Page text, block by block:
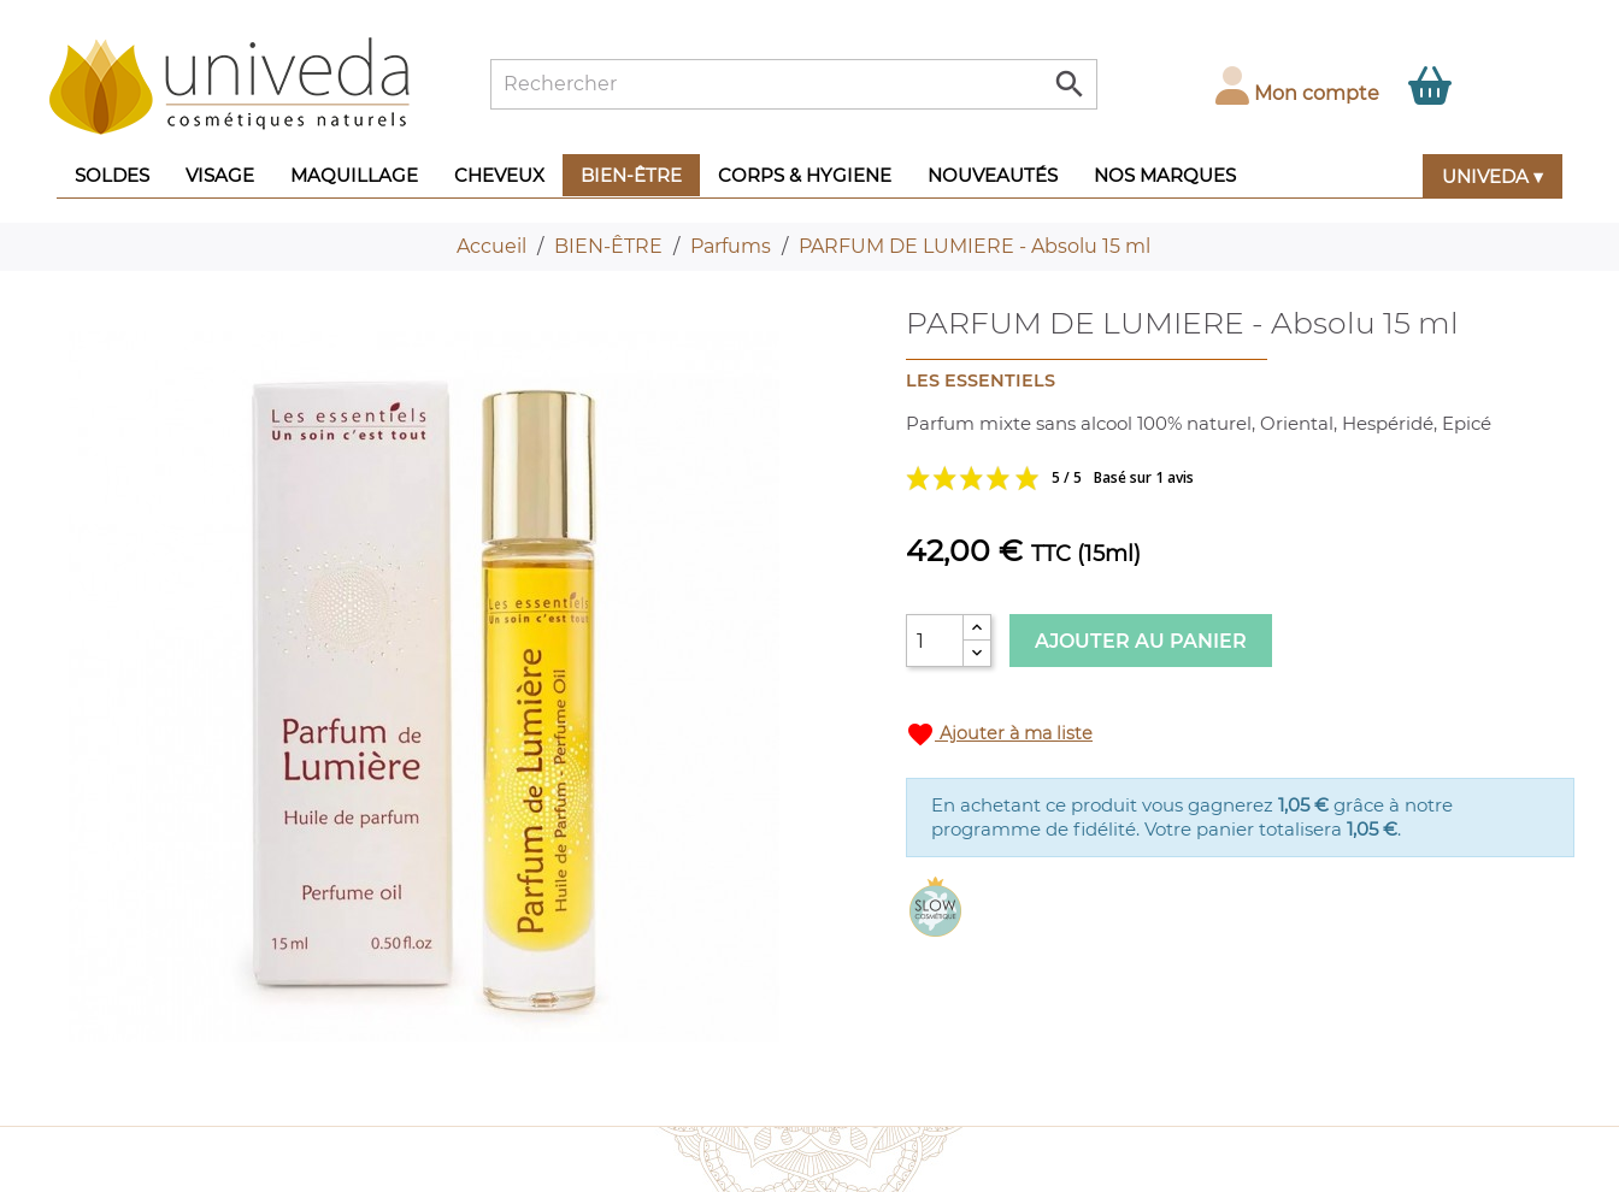
 Mon compte
SOLDES VISAGE MAQUILLAGE CHEVEUX BIEN-ÊTRE CORPS & HYGIENE NOUVEAUTÉS NOS MARQUES UNIVEDA ▾
Accueil BIEN-ÊTRE Parfums PARFUM DE LUMIERE - Absolu 15 ml
PARFUM DE LUMIERE - Absolu 15 ml
LES ESSENTIELS
Parfum mixte sans alcool 100% naturel, Oriental, Hespéridé, Epicé
5 / 5 Basé sur 1 avis
42,00 € TTC (15ml)
AJOUTER AU PANIER
favorite Ajouter à ma liste
En achetant ce produit vous gagnerez 1,05 € grâce à notre
programme de fidélité. Votre panier totalisera 1,05 €.